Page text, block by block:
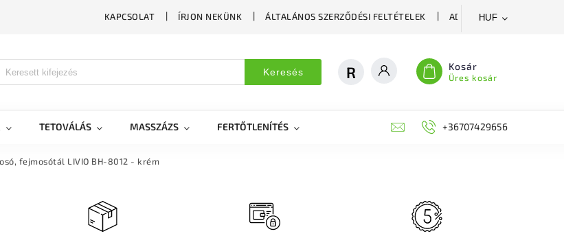
KAPCSOLAT ÍRJON NEKÜNK ÁLTALÁNOS SZERZŐDÉSI FELTÉTELEK ADATVÉDELMI
HUF
Keresés Kosár
Üres kosár
TETOVÁLÁS MASSZÁZS FERTŐTLENÍTÉS DEKORÁCIÓS FALPANEL, MŰNÖVÉNY FAL
+36707429656
fejmosótál LIVIO BH-8012 - krém